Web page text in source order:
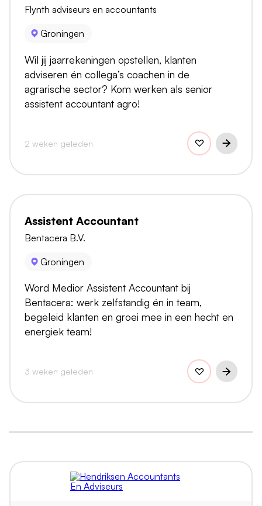
Flynth adviseurs en accountants
Groningen
Wil jij jaarrekeningen opstellen, klanten
adviseren én collega’s coachen in de
agrarische sector? Kom werken als senior
assistent accountant agro!
2 weken geleden
Assistent Accountant
Bentacera B.V.
Groningen
Word Medior Assistent Accountant bij
Bentacera: werk zelfstandig én in team,
begeleid klanten en groei mee in een hecht en
energiek team!
3 weken geleden